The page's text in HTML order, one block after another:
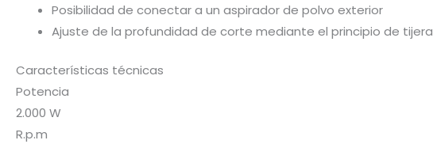
Posibilidad de conectar a un aspirador de polvo exterior
Ajuste de la profundidad de corte mediante el principio de tijera
Características técnicas
Potencia
2.000 W
R.p.m